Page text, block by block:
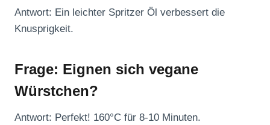
Antwort: Ein leichter Spritzer Öl verbessert die
Knusprigkeit.
Frage: Eignen sich vegane
Würstchen?
Antwort: Perfekt! 160°C für 8-10 Minuten.